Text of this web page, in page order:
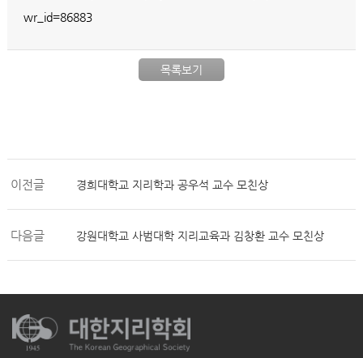
wr_id=86883
목록보기
이전글 경희대학교 지리학과 공우석 교수 모친상
다음글 강원대학교 사범대학 지리교육과 김창환 교수 모친상